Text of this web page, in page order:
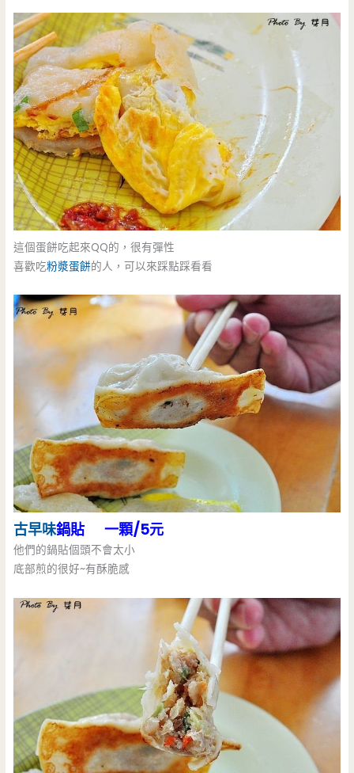
這個蛋餅吃起來QQ的，很有彈性
喜歡吃粉漿蛋餅的人，可以來踩點踩看看
古早味鍋貼 一顆/5元
他們的鍋貼個頭不會太小
底部煎的很好~有酥脆感